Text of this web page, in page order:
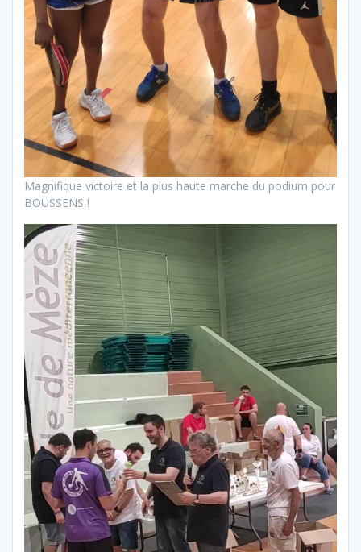
Magnifique victoire et la plus haute marche du podium pour
BOUSSENS !